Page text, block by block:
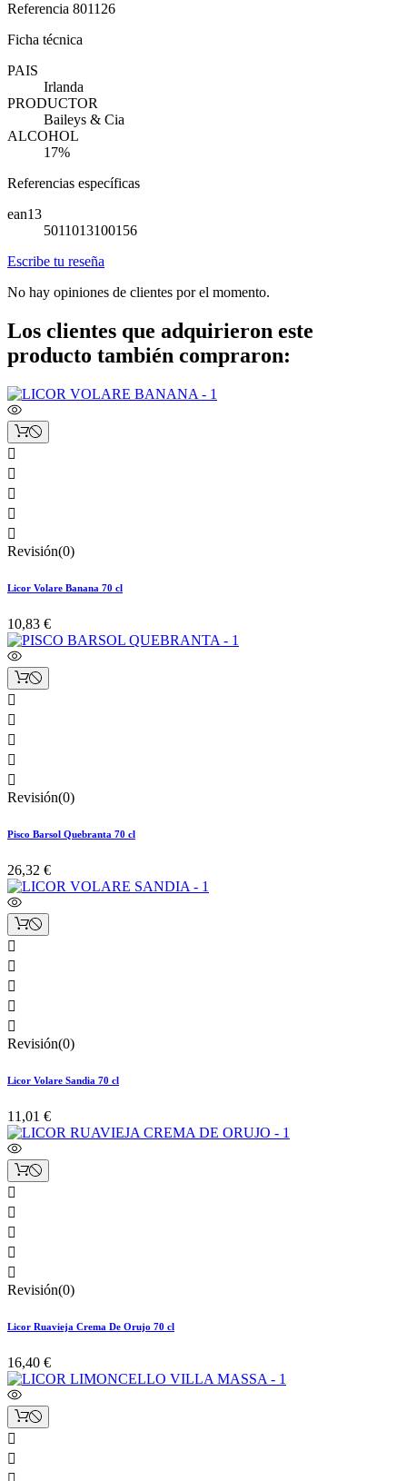
Referencia 801126
Ficha técnica
PAIS
Irlanda
PRODUCTOR
Baileys & Cia
ALCOHOL
17%
Referencias específicas
ean13
5011013100156
Escribe tu reseña
No hay opiniones de clientes por el momento.
Los clientes que adquirieron este
producto también compraron:





Revisión(0)
Licor Volare Banana 70 cl
10,83 €





Revisión(0)
Pisco Barsol Quebranta 70 cl
26,32 €





Revisión(0)
Licor Volare Sandia 70 cl
11,01 €





Revisión(0)
Licor Ruavieja Crema De Orujo 70 cl
16,40 €

